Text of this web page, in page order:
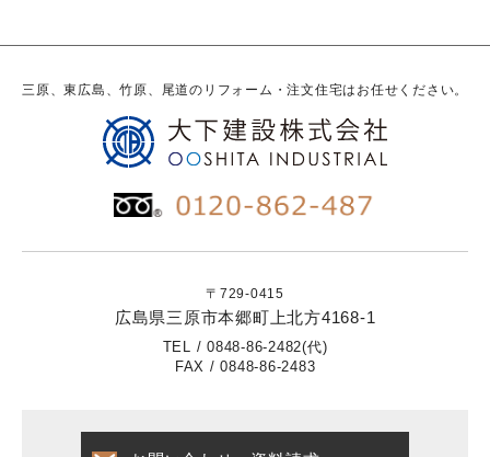
三原、東広島、竹原、尾道のリフォーム・注文住宅はお任せください。
〒729-0415
広島県三原市本郷町上北方4168-1
TEL / 0848-86-2482(代)
FAX / 0848-86-2483